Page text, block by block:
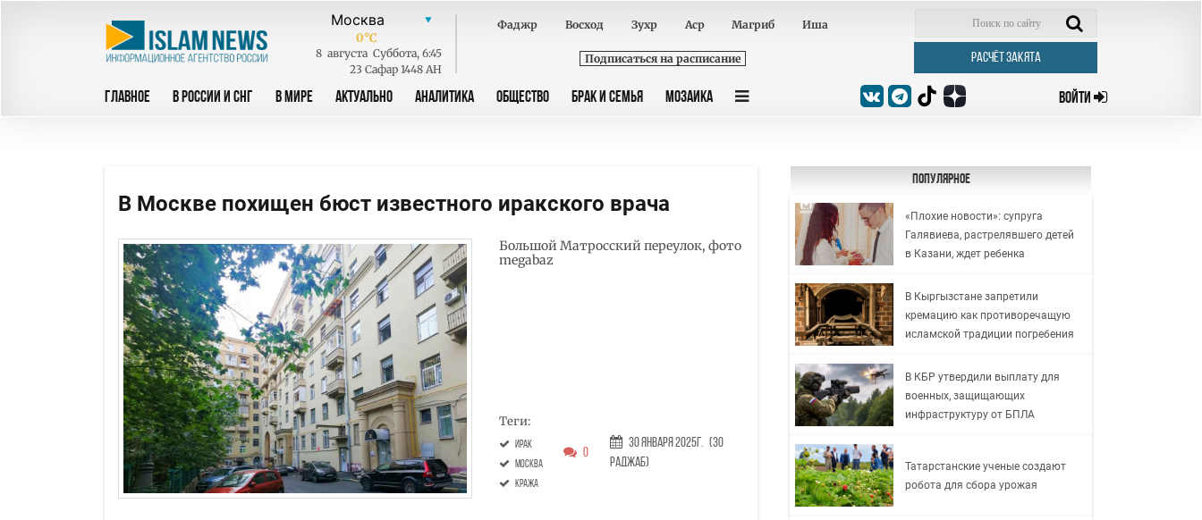
0°C
8 августа Суббота, 6:45
23 Сафар 1448 AH
Фаджр Восход Зухр Аср Магриб Иша
Подписаться на расписание РАСЧЁТ ЗАКЯТА
ГЛАВНОЕ В РОССИИ И СНГ В МИРЕ АКТУАЛЬНО АНАЛИТИКА ОБЩЕСТВО БРАК И СЕМЬЯ МОЗАИКА ВОЙТИ
В Москве похищен бюст известного иракского врача
Большой Матросский переулок, фото
megabaz
Теги:
Ирак
Москва
кража
0
30 Января 2025г. (30
Раджаб)
Популярное
«Плохие новости»: супруга
Галявиева, растрелявшего детей
в Казани, ждет ребенка
В Кыргызстане запретили
кремацию как противоречащую
исламской традиции погребения
В КБР утвердили выплату для
военных, защищающих
инфраструктуру от БПЛА
Татарстанские ученые создают
робота для сбора урожая